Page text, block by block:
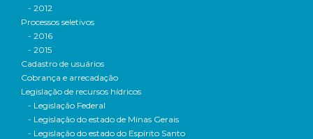
- 2012
Processos seletivos
- 2016
- 2015
Cadastro de usuários
Cobrança e arrecadação
Legislação de recursos hídricos
- Legislação Federal
- Legislação do estado de Minas Gerais
- Legislação do estado do Espírito Santo